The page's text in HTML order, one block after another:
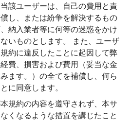
該ユーザーは、自己の費用と責
し、または紛争を解決するもの
納入業者等に何等の迷惑をかけ
いものとします。 また、ユーザ
約に違反したことに起因して弊
費、損害および費用（妥当な金
ます。）の全てを補償し、何ら
に同意します。
規約の内容を遵守されず、本サ
くなるような措置を講じたこと